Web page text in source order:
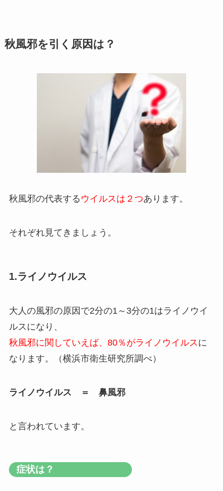
秋風邪を引く原因は？
秋風邪の代表する ウイルスは２つあります。
それぞれ見てきましょう。
1.ライノウイルス
大人の風邪の原因で2分の1～3分の1はライノウイ
ルスになり、
秋風邪に関していえば、80％がライノウイルスに
なります。（横浜市衛生研究所調べ）
ライノウイルス ＝ 鼻風邪
と言われています。
症状は？